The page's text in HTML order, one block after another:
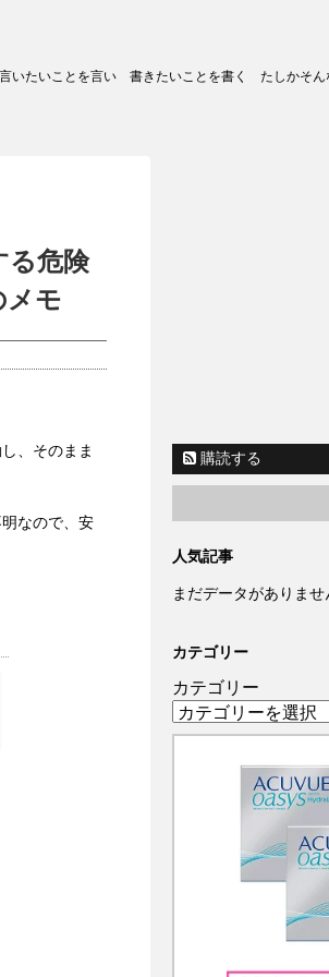
たいことを言い 書きたいことを書く たしかそん
る危険
メモ
、そのまま
なので、安
購読する
人気記事
まだデータがありませ
カテゴリー
カテゴリー